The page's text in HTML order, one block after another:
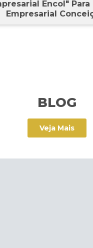
Encol"
Empresarial
BLOG
Veja Mais